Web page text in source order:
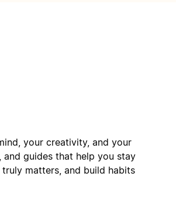
your creativity, and your
guides that help you stay
matters, and build habits